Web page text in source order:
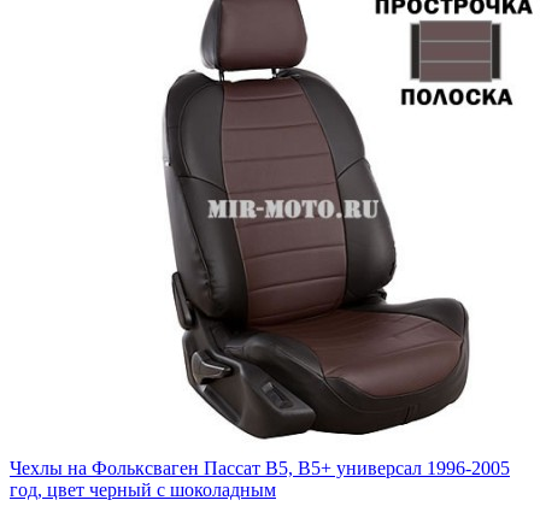
Чехлы на Фольксваген Пассат В5, В5+ универсал 1996-2005
год, цвет черный с шоколадным